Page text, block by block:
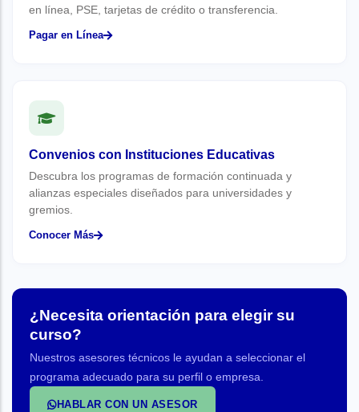
en línea, PSE, tarjetas de crédito o transferencia.
Pagar en Línea
Convenios con Instituciones Educativas
Descubra los programas de formación continuada y
alianzas especiales diseñados para universidades y
gremios.
Conocer Más
¿Necesita orientación para elegir su
curso?
Nuestros asesores técnicos le ayudan a seleccionar el
programa adecuado para su perfil o empresa.
HABLAR CON UN ASESOR